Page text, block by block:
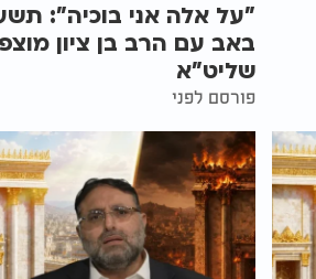
"על אלה אני בוכיה":
באב עם הרב בן ציון
שליט"א
פורסם לפני